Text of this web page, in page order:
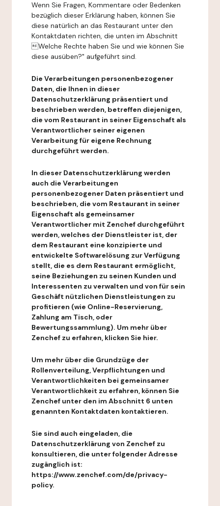
Wenn Sie Fragen, Kommentare oder Bedenken
bezüglich dieser Erklärung haben, können Sie
diese natürlich an das Restaurant unter den
Kontaktdaten richten, die unten im Abschnitt
Welche Rechte haben Sie und wie können Sie
diese ausüben?" aufgeführt sind.
Die Verarbeitungen personenbezogener
Daten, die Ihnen in dieser
Datenschutzerklärung präsentiert und
beschrieben werden, betreffen diejenigen,
die vom Restaurant in seiner Eigenschaft als
Verantwortlicher seiner eigenen
Verarbeitung für eigene Rechnung
durchgeführt werden.
In dieser Datenschutzerklärung werden
auch die Verarbeitungen
personenbezogener Daten präsentiert und
beschrieben, die vom Restaurant in seiner
Eigenschaft als gemeinsamer
Verantwortlicher mit Zenchef durchgeführt
werden, welches der Dienstleister ist, der
dem Restaurant eine konzipierte und
entwickelte Softwarelösung zur Verfügung
stellt, die es dem Restaurant ermöglicht,
seine Beziehungen zu seinen Kunden und
Interessenten zu verwalten und von für sein
Geschäft nützlichen Dienstleistungen zu
profitieren (wie Online-Reservierung,
Zahlung am Tisch, oder
Bewertungssammlung). Um mehr über
Zenchef zu erfahren, klicken Sie hier.
Um mehr über die Grundzüge der
Rollenverteilung, Verpflichtungen und
Verantwortlichkeiten bei gemeinsamer
Verantwortlichkeit zu erfahren, können Sie
Zenchef unter den im Abschnitt 6 unten
genannten Kontaktdaten kontaktieren.
Sie sind auch eingeladen, die
Datenschutzerklärung von Zenchef zu
konsultieren, die unter folgender Adresse
zugänglich ist:
https://www.zenchef.com/de/privacy-
policy.